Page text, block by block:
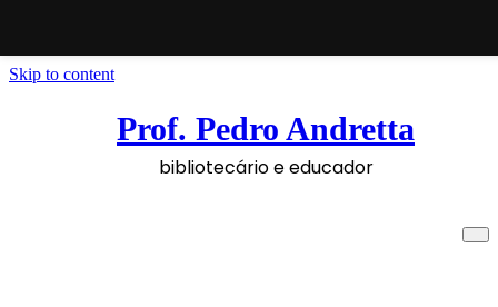
Skip to content
Prof. Pedro Andretta
bibliotecário e educador